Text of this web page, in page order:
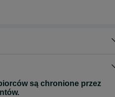
są chronione przez